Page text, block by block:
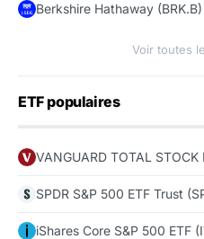
Berkshire Hathaway (BRK.B)
Voir toutes
ETF populaires
VANGUARD TOTAL STOCK
SPDR S&P 500 ETF Trust
iShares Core S&P 500 ETF